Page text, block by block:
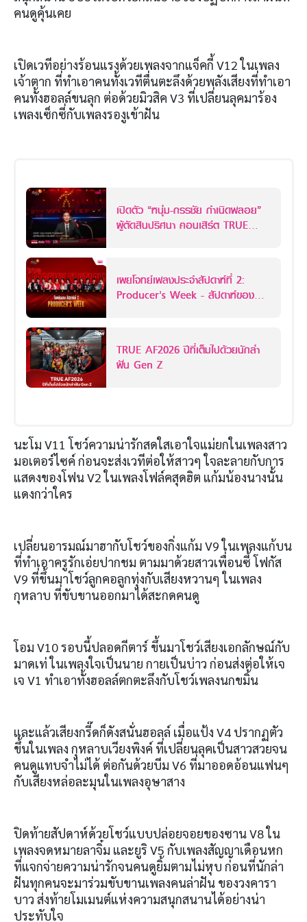
คนดูคุ้นเคย
เปิดเวทีอย่างร้อนแรงด้วยเพลงจากแจ็คกี้ V12 ในเพลง
เจ้าตาก ที่ทำเอาคนทั้งเวทีตื่นตะลึงด้วยพลังเสียงที่ทำเอา
คนทั้งฮอลล์ขนลุก ต่อด้วยมิวสิค V3 ที่เปลี่ยนลุคมาร้อง
เพลงเซ็กซี่กับเพลงรองูเข้าฝัน
เปิดตัว “หนุ่ม-กรรชัย กำเนิดพลอย”
ผู้ตัดสินปริศนา คอนเสิร์ต TRUE
เผยโจทย์เพลงประจำสัปดาห์ที่ 2:
Producer’s Week - สัปดาห์ของ
TRUE AF2026 ปีที่เต็มไปด้วยนักล่า
ฝัน Gen Z
นะโม V11 โชว์ความน่ารักสดใสเอาใจแม่ยกในเพลงสาว
มอเตอร์ไซค์ ก่อนจะส่งเวทีต่อให้สาวๆ ใจละลายกับการ
แสดงของโฟน V2 ในเพลงโฟล์คสุดฮิต แก้มน้องนางนั้น
แดงกว่าใคร
เปลี่ยนอารมณ์มาฮากับโชว์ของกิ่งแก้ม V9 ในเพลงแก้บน
ที่ทำเอาครูรักเอ่ยปากชม ตามมาด้วยสาวเพื่อนซี้ โฟกัส
V9 ที่ขึ้นมาโชว์ลูกคอลูกทุ่งกับเสียงหวานๆ ในเพลง
กุหลาบ ที่ขับขานออกมาได้สะกดคนดู
โอม V10 รอบนี้ปลอดกีตาร์ ขึ้นมาโชว์เสียงเอกลักษณ์กับ
มาดเท่ ในเพลงใจเป็นนาย กายเป็นบ่าว ก่อนส่งต่อให้เจ
เจ V1 ทำเอาทั้งฮอลล์ตกตะลึงกับโชว์เพลงนกขมิ้น
และแล้วเสียงกรี๊ดก็ดังสนั่นฮอลล์ เมื่อแป้ง V4 ปรากฏตัว
ขึ้นในเพลง กุหลาบเวียงพิงค์ ที่เปลี่ยนลุคเป็นสาวสวยจน
คนดูแทบจำไม่ได้ ต่อกันด้วยบีม V6 ที่มาออดอ้อนแฟนๆ
กับเสียงหล่อละมุนในเพลงอุษาสาง
ปิดท้ายสัปดาห์ด้วยโชว์แบบปล่อยจอยของซาน V8 ใน
เพลงจดหมายลาจิ๋ม และยูริ V5 กับเพลงสัญญาเดือนหก
ที่แจกจ่ายความน่ารักจนคนดูยิ้มตามไม่หุบ ก่อนที่นักล่า
ฝันทุกคนจะมาร่วมขับขานเพลงคนล่าฝัน ของวงคารา
บาว ส่งท้ายโมเมนต์แห่งความสนุกสนานได้อย่างน่า
ประทับใจ